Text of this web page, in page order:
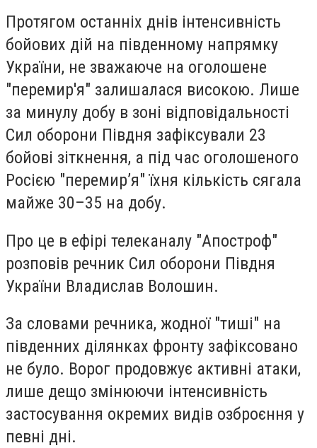
Протягом останніх днів інтенсивність
бойових дій на південному напрямку
України, не зважаюче на оголошене
"перемир'я" залишалася високою. Лише
за минулу добу в зоні відповідальності
Сил оборони Півдня зафіксували 23
бойові зіткнення, а під час оголошеного
Росією "перемир’я" їхня кількість сягала
майже 30–35 на добу.
Про це в ефірі телеканалу "Апостроф"
розповів речник Сил оборони Півдня
України Владислав Волошин.
За словами речника, жодної "тиші" на
південних ділянках фронту зафіксовано
не було. Ворог продовжує активні атаки,
лише дещо змінюючи інтенсивність
застосування окремих видів озброєння у
певні дні.